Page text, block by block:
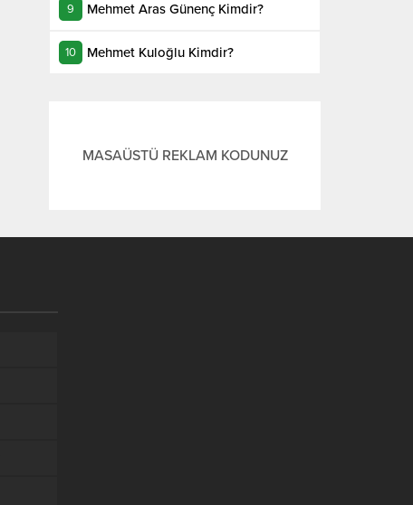
Mehmet Aras Günenç Kimdir?
Mehmet Kuloğlu Kimdir?
MASAÜSTÜ REKLAM KODUNUZ